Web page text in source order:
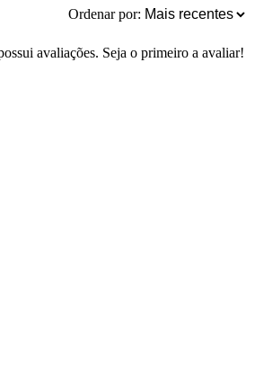
Ordenar por:
avaliações. Seja o primeiro a avaliar!